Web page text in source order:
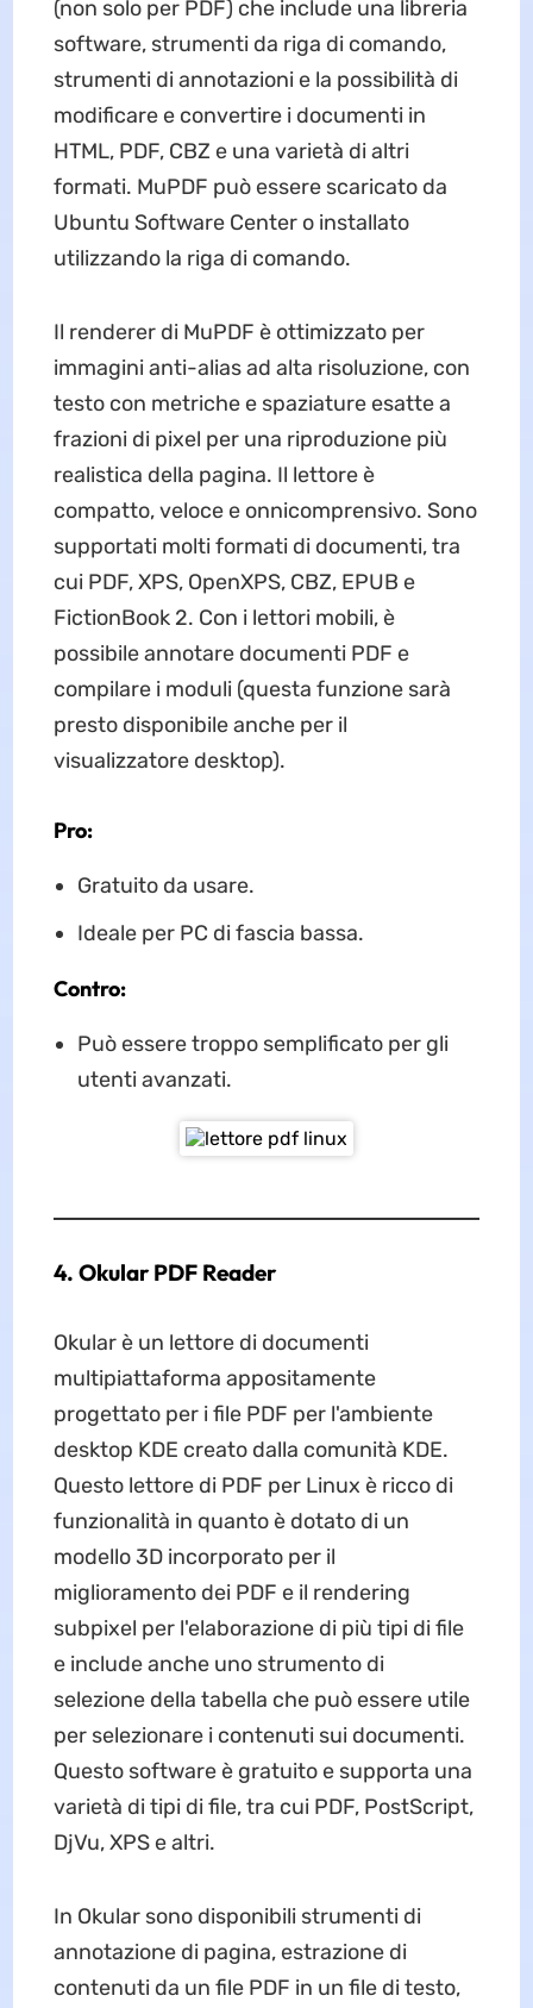
(non solo per PDF) che include una libreria
software, strumenti da riga di comando,
strumenti di annotazioni e la possibilità di
modificare e convertire i documenti in
HTML, PDF, CBZ e una varietà di altri
formati. MuPDF può essere scaricato da
Ubuntu Software Center o installato
utilizzando la riga di comando.
Il renderer di MuPDF è ottimizzato per
immagini anti-alias ad alta risoluzione, con
testo con metriche e spaziature esatte a
frazioni di pixel per una riproduzione più
realistica della pagina. Il lettore è
compatto, veloce e onnicomprensivo. Sono
supportati molti formati di documenti, tra
cui PDF, XPS, OpenXPS, CBZ, EPUB e
FictionBook 2. Con i lettori mobili, è
possibile annotare documenti PDF e
compilare i moduli (questa funzione sarà
presto disponibile anche per il
visualizzatore desktop).
Pro:
Gratuito da usare.
Ideale per PC di fascia bassa.
Contro:
Può essere troppo semplificato per gli
utenti avanzati.
4. Okular PDF Reader
Okular è un lettore di documenti
multipiattaforma appositamente
progettato per i file PDF per l'ambiente
desktop KDE creato dalla comunità KDE.
Questo lettore di PDF per Linux è ricco di
funzionalità in quanto è dotato di un
modello 3D incorporato per il
miglioramento dei PDF e il rendering
subpixel per l'elaborazione di più tipi di file
e include anche uno strumento di
selezione della tabella che può essere utile
per selezionare i contenuti sui documenti.
Questo software è gratuito e supporta una
varietà di tipi di file, tra cui PDF, PostScript,
DjVu, XPS e altri.
In Okular sono disponibili strumenti di
annotazione di pagina, estrazione di
contenuti da un file PDF in un file di testo,